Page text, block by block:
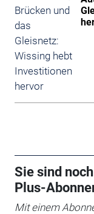
Sie sind
Plus-
Mit einem